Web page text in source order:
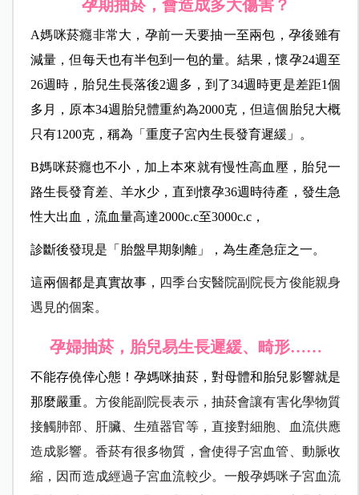
孕期抽菸，會造成多大傷害？
A媽咪菸癮非常大，孕前一天要抽一至兩包，孕後雖有
減量，但每天也有半包到一包的量。結果，懷孕24週至
26週時，胎兒生長落後2週多，到了34週時更是差距1個
多月，原本34週胎兒體重約為2000克，但這個胎兒大概
只有1200克，稱為「重度子宮內生長發育遲緩」。
B媽咪菸癮也不小，加上本來就有慢性高血壓，胎兒一
路生長發育差、羊水少，直到懷孕36週時待產，發生急
性大出血，流血量高達2000c.c至3000c.c，
診斷後發現是「胎盤早期剝離」，為生產急症之一。
這兩個都是真實故事， 四季台安醫院副院長方俊能親身
遇見的個案。
孕婦抽菸，胎兒易生長遲緩、畸形……
不能存僥倖心態！孕媽咪抽菸，對母體和胎兒影響就是
那麼嚴重。 方俊能副院長表示，抽菸會讓有害化學物質
接觸肺部、肝臟、生殖器官等，直接對細胞、血流供應
造成影響。香菸有很多物質，會使得子宮血管、動脈收
縮，因而造成經過子宮血流較少。一般孕媽咪子宮血流